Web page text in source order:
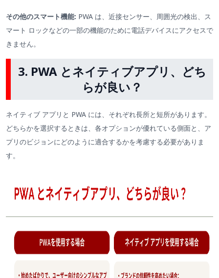
その他のスマート機能: PWA は、近接センサー、周囲光の検出、ス
マート ロックなどの一部の機能のために電話デバイスにアクセスで
きません。
3. PWA とネイティブアプリ、どち
らが良い？
ネイティブ アプリと PWA には、それぞれ長所と短所があります。
どちらかを選択するときは、各オプションが優れている側面と、ア
プリのビジョンにどのように適合するかを考慮する必要がありま
す。